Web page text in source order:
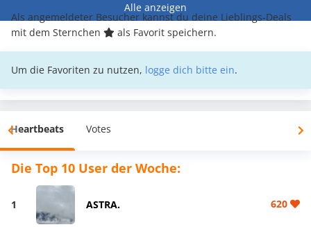
Alle anzeigen
Als angemeldeter Besucher kannst du deine Lieblings-Deals
mit dem Sternchen
als Favorit speichern.
Um die Favoriten zu nutzen, logge dich bitte ein.
Heartbeats Votes
Die Top 10 User der Woche:
1 ASTRA. 620